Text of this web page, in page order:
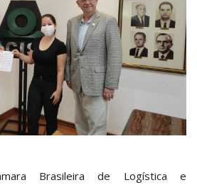
Brasileira de Logística e